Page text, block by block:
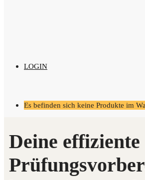
LOGIN
Es befinden sich keine Produkte im